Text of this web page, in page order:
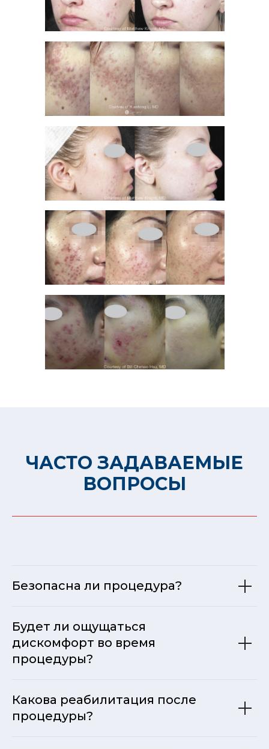
ЧАСТО ЗАДАВАЕМЫЕ
ВОПРОСЫ
Безопасна ли процедура?
Будет ли ощущаться
дискомфорт во время
процедуры?
Какова реабилитация после
процедуры?